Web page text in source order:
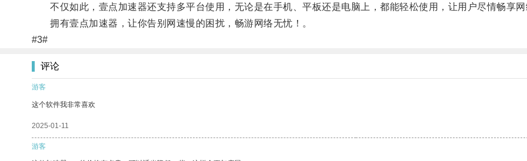
不仅如此，壹点加速器还支持多平台使用，无论是在手机、平板还是电脑上，都能轻松使用，让用户尽情畅享网
拥有壹点加速器，让你告别网速慢的困扰，畅游网络无忧！。
#3#
评论
游客
这个软件我非常喜欢
2025-01-11
游客